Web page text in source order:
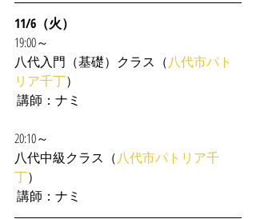
11/6（火）
19:00～
八代入門（基礎）クラス（八代市パト
リア千丁）
講師：ナミ
20:10～
八代中級クラス（八代市パトリア千
丁）
講師：ナミ